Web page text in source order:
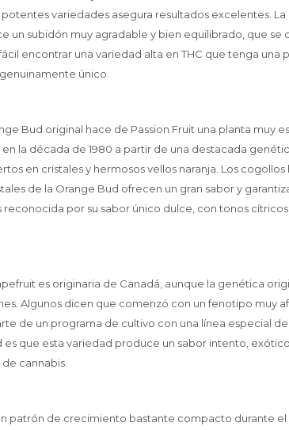
variedades asegura resultados excelentes.
un subidón muy agradable y bien equilibrado, que se
encontrar una variedad alta en THC que tenga una
único.
Bud original hace de Passion Fruit una planta muy
la década de 1980 a partir de una destacada
en cristales y hermosos vellos naranja. Los
de la Orange Bud ofrecen un gran sabor y
reconocida por su sabor único dulce, con tonos
es originaria de Canadá, aunque la genética
Algunos dicen que comenzó con un fenotipo muy
de un programa de cultivo con una línea especial
que esta variedad produce un sabor intento,
cannabis.
patrón de crecimiento bastante compacto durante